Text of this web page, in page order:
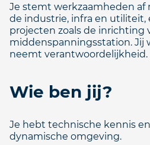
Je stemt werkzaamheden
de industrie, infra en utiliteit,
projecten zoals de inrichting
middenspanningsstation. Jij
neemt verantwoordelijkheid.
Wie ben jij?
Je hebt technische kennis
dynamische omgeving.